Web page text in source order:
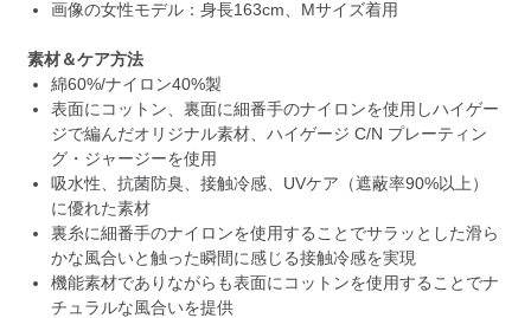
画像の女性モデル：身長163cm、Mサイズ着用
素材＆ケア方法
綿60%/ナイロン40%製
表面にコットン、裏面に細番手のナイロンを使用しハイゲー
ジで編んだオリジナル素材、ハイゲージ C/N プレーティン
グ・ジャージーを使用
吸水性、抗菌防臭、接触冷感、UVケア（遮蔽率90%以上）
に優れた素材
裏糸に細番手のナイロンを使用することでサラッとした滑ら
かな風合いと触った瞬間に感じる接触冷感を実現
機能素材でありながらも表面にコットンを使用することでナ
チュラルな風合いを提供